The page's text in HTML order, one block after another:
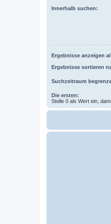
Innerhalb suchen:
Ergebnisse anzeigen
Ergebnisse sortieren
Suchzeitraum
Die ersten:
Stelle 0 als Wert ein,